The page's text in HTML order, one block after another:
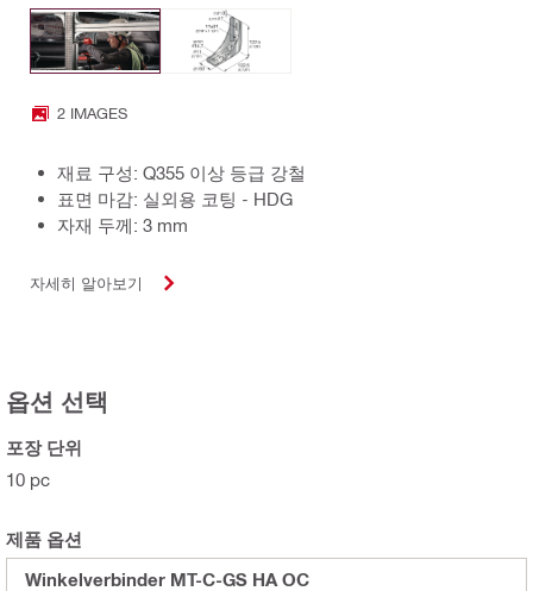
2 IMAGES
재료 구성: Q355 이상 등급 강철
표면 마감: 실외용 코팅 - HDG
자재 두께: 3 mm
자세히 알아보기
옵션 선택
포장 단위
10 pc
제품 옵션
Winkelverbinder MT-C-GS HA OC